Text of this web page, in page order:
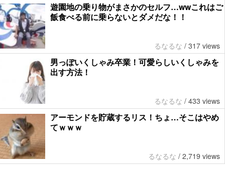
遊園地の乗り物がまさかのセルフ…wwこれはご
飯食べる前に乗らないとダメだな！！
るなるな / 317 views
男っぽいくしゃみ卒業！可愛らしいくしゃみを
出す方法！
るなるな / 433 views
アーモンドを貯蔵するリス！ちょ…そこはやめ
てｗｗｗ
るなるな / 2,719 views